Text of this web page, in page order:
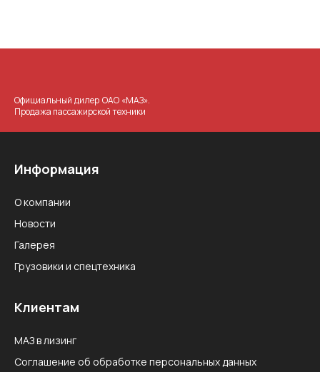
Официальный дилер ОАО «МАЗ».
Продажа пассажирской техники
Информация
О компании
Новости
Галерея
Грузовики и спецтехника
Клиентам
МАЗ в лизинг
Соглашение об обработке персональных данных